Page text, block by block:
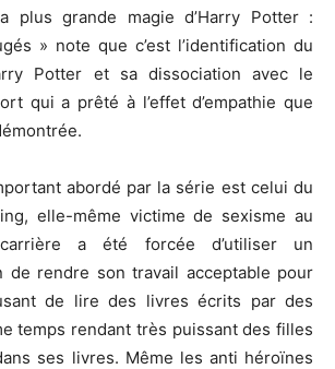
plus grande magie d’Harry Potter :
» note que c’est l’identification du
Potter et sa dissociation avec le
qui a prêté à l’effet d’empathie que
abordé par la série est celui du
elle-même victime de sexisme au
a été forcée d’utiliser un
de rendre son travail acceptable pour
de lire des livres écrits par des
temps rendant très puissant des filles
ses livres. Même les anti héroïnes